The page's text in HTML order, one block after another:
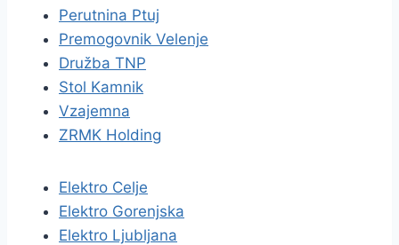
Perutnina Ptuj
Premogovnik Velenje
Družba TNP
Stol Kamnik
Vzajemna
ZRMK Holding
Elektro Celje
Elektro Gorenjska
Elektro Ljubljana